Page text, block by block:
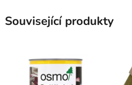
Související produkty